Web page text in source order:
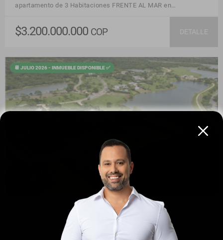
apartamento de 3 Habitaciones FRENTE AL MAR en…
$3.200.000.000 COP DETALLE
📆 JULIO 2026 - INMUEBLE DISPONIBLE ✅
0 Alcobas